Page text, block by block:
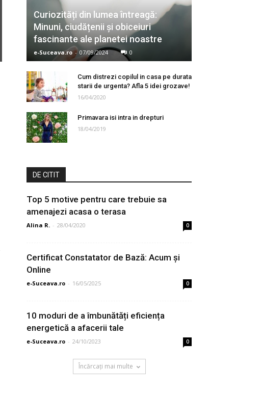
Curiozități din lumea întreagă:
Minuni, ciudățenii și obiceiuri
fascinante ale planetei noastre
e-Suceava.ro - 07/09/2024 0
Cum distrezi copilul in casa pe durata
starii de urgenta? Afla 5 idei grozave!
16/04/2020
Primavara isi intra in drepturi
18/04/2019
DE CITIT
Top 5 motive pentru care trebuie sa
amenajezi acasa o terasa
Alina R. - 28/04/2020 0
Certificat Constatator de Bază: Acum și
Online
e-Suceava.ro - 16/05/2025 0
10 moduri de a îmbunătăți eficiența
energetică a afacerii tale
e-Suceava.ro - 24/10/2023 0
Încărcați mai multe